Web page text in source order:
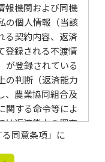
報機関および同機
の個人情報（当該
る契約内容、返済
登録される不渡情
が登録されている
の判断（返済能力
、農業協同組合及
関する命令等によ
は返済能力の調査
に利用することに
同意条項」に